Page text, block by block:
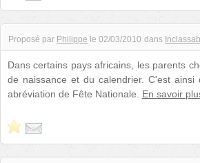
Proposé par Philippe le 02/03/2010 dans
Dans certains pays africains, les parents
de naissance et du calendrier. C'est
abréviation de Fête Nationale. En savoir